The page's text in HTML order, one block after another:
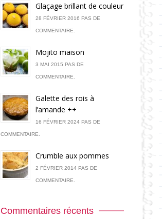
Glaçage brillant de couleur
28 FÉVRIER 2016 PAS DE
COMMENTAIRE.
Mojito maison
3 MAI 2015 PAS DE
COMMENTAIRE.
Galette des rois à
l’amande ++
16 FÉVRIER 2024 PAS DE
COMMENTAIRE.
Crumble aux pommes
2 FÉVRIER 2014 PAS DE
COMMENTAIRE.
Commentaires récents